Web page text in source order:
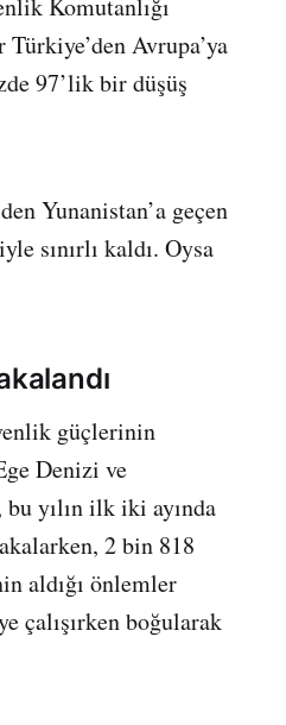
Avrupa’ya
97’lik bir düşüş
Yunanistan’a geçen
sınırlı kaldı. Oysa
güçlerinin
Denizi ve
yılın ilk iki ayında
2 bin 818
aldığı önlemler
çalışırken boğularak